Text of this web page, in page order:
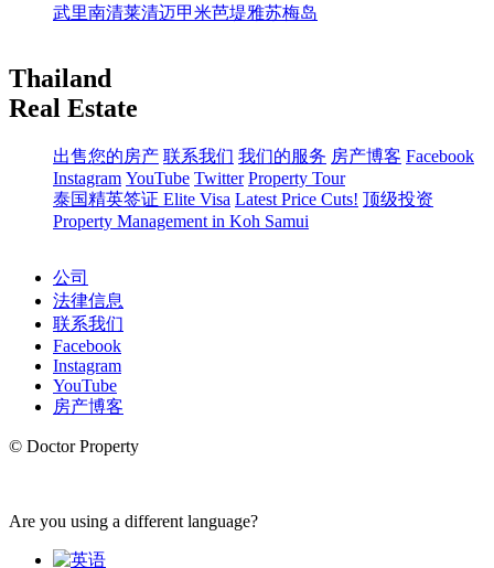
武里南清莱清迈甲米芭堤雅苏梅岛
Thailand
Real Estate
出售您的房产 联系我们 我们的服务 房产博客 Facebook
Instagram YouTube Twitter Property Tour
泰国精英签证 Elite Visa Latest Price Cuts! 顶级投资
Property Management in Koh Samui
公司
法律信息
联系我们
Facebook
Instagram
YouTube
房产博客
© Doctor Property
Are you using a different language?